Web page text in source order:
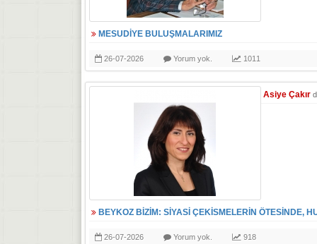
MESUDİYE BULUŞMALARIMIZ
26-07-2026 Yorum yok. 1011
Asiye Çakır
BEYKOZ BİZİM: SİYASİ ÇEKİSMELERİN ÖTESİNDE,
26-07-2026 Yorum yok. 918